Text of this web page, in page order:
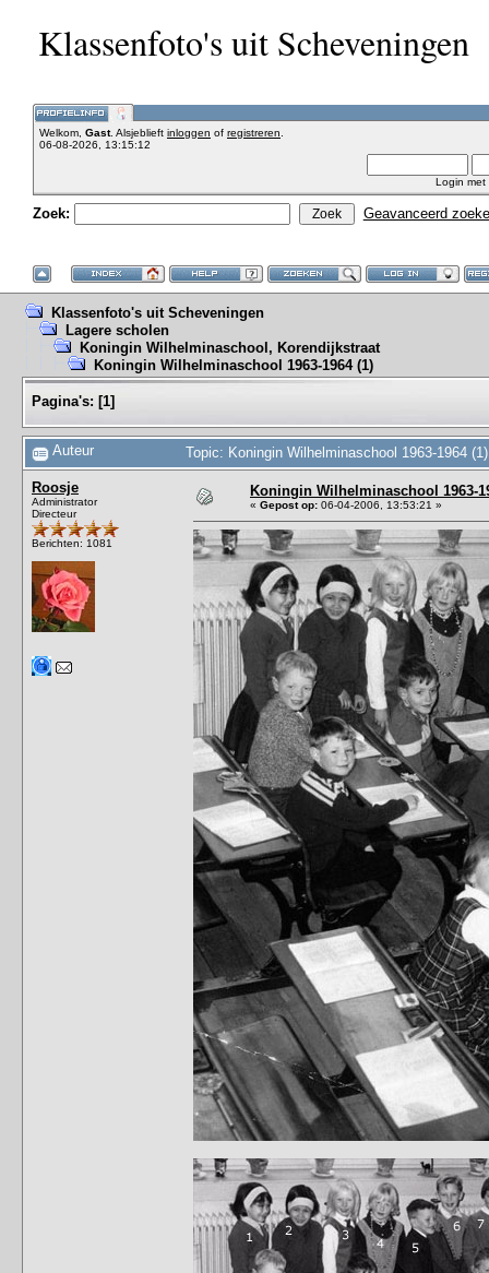
Klassenfoto's uit Scheveningen
Welkom, Gast. Alsjeblieft inloggen of registreren
06-08-2026, 13:15:12
Login met
Zoek: Geavanceerd
Klassenfoto's uit Scheveningen
Lagere scholen
Koningin Wilhelminaschool, Korendijkstraat
Koningin Wilhelminaschool 1963-1964 (1)
Pagina's: [1]
Auteur Topic: Koningin Wilhelminaschool 1963-1964
Roosje
Administrator
Directeur
Berichten: 1081
Koningin Wilhelminaschool 1963-
« Gepost op: 06-04-2006, 13:53:21 »